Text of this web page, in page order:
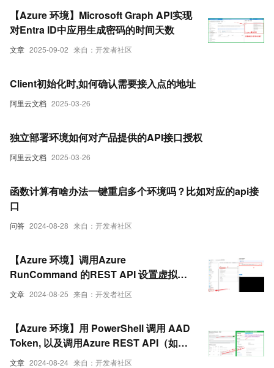
文章 2025-09-02 来自：开发者社区
【Azure 环境】Microsoft Graph API实现
对Entra ID中应用生成密码的时间天数
阿里云文档 2025-03-26
Client初始化时,如何确认需要接入点的地址
阿里云文档 2025-03-26
独立部署环境如何对产品提供的API接口授权
问答 2024-08-28 来自：开发者社区
函数计算有啥办法一键重启多个环境吗？比如对应的api接
口
文章 2024-08-25 来自：开发者社区
【Azure 环境】调用Azure
RunCommand 的REST API 设置虚拟机
的环境变量(SetEnvironmentVariable)
文章 2024-08-24 来自：开发者社区
【Azure 环境】用 PowerShell 调用 AAD
Token, 以及调用Azure REST API（如资
源组列表）